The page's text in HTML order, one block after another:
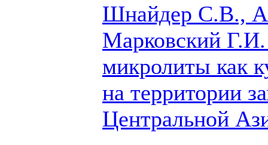
Шнайдер С.В.,
Марковский Г.И.
микролиты как
на территории
Центральной